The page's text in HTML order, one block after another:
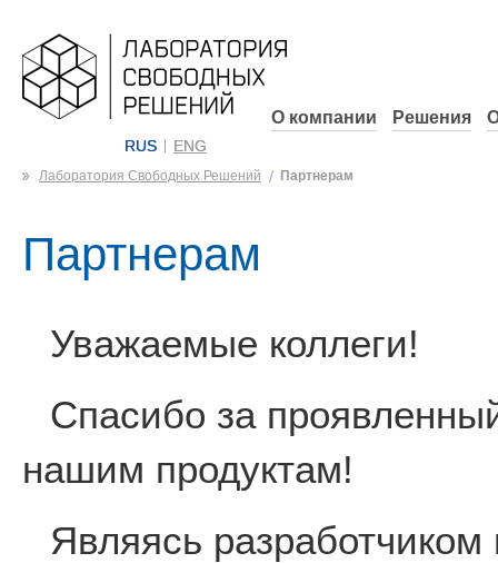
RUS ENG
О компании Решения
Лаборатория Свободных Решений Партнерам
Партнерам
Уважаемые коллеги!
Спасибо за
нашим продуктам!
Являясь